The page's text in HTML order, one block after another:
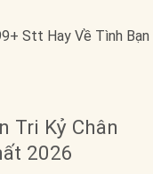
Stt Hay Về Tình Bạn
Tri Kỷ Chân
2026